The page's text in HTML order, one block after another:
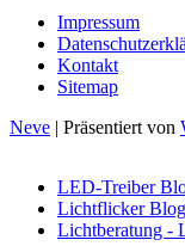
Impressum
Kontakt
Sitemap
Neve | Präsentiert von
LED-Treiber
Lichtflicker Blog
Lichtberatung -